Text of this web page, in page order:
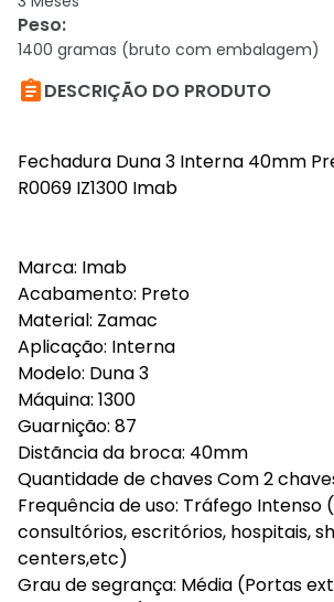
Peso:
1400 gramas (bruto com embalagem)
DESCRIÇÃO DO PRODUTO
Fechadura Duna 3 Interna 40mm
R0069 IZ1300 Imab
Marca: Imab
Acabamento: Preto
Material: Zamac
Aplicação: Interna
Modelo: Duna 3
Máquina: 1300
Guarnição: 87
Distãncia da broca: 40mm
Quantidade de chaves Com 2
Frequência de uso: Tráfego Intenso
consultórios, escritórios, hospitais,
centers,etc)
Grau de segrança: Média (Portas